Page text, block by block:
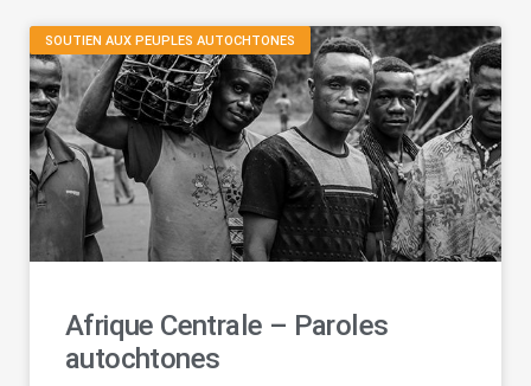
SOUTIEN AUX PEUPLES AUTOCHTONES
Afrique Centrale – Paroles
autochtones